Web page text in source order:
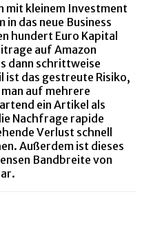
mit kleinem Investment
in das neue Business
hundert Euro Kapital
auf Amazon
dann schrittweise
das gestreute Risiko,
auf mehrere
ein Artikel als
Nachfrage rapide
Verlust schnell
Außerdem ist dieses
Bandbreite von